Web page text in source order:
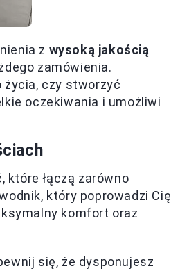
z wysoką jakością
zamówienia.
życia, czy stworzyć
oczekiwania i umożliwi
które łączą zarówno
który poprowadzi Cię
komfort oraz
się, że dysponujesz